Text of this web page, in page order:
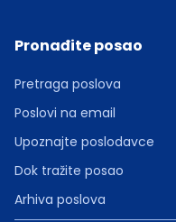
Pronađite posao
Pretraga poslova
Poslovi na email
Upoznajte poslodavce
Dok tražite posao
Arhiva poslova